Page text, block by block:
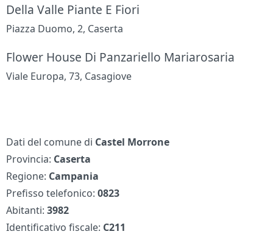
Della Valle Piante E Fiori
Piazza Duomo, 2, Caserta
Flower House Di Panzariello Mariarosaria
Viale Europa, 73, Casagiove
Dati del comune di Castel Morrone
Provincia: Caserta
Regione: Campania
Prefisso telefonico:0823
Abitanti:3982
Identificativo fiscale: C211